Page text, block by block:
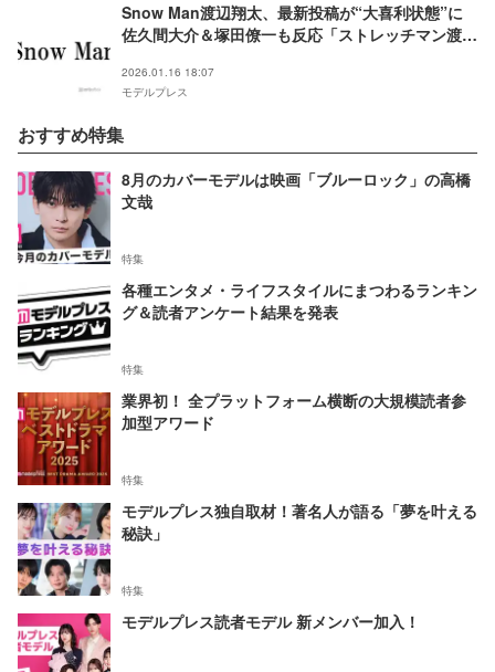
Snow Man渡辺翔太、最新投稿が“大喜利状態”に
佐久間大介＆塚田僚一も反応「ストレッチマン渡
2026.01.16 18:07
モデルプレス
おすすめ特集
8月のカバーモデルは映画「ブルーロック」の高橋
文哉
特集
各種エンタメ・ライフスタイルにまつわるランキン
グ＆読者アンケート結果を発表
特集
業界初！ 全プラットフォーム横断の大規模読者参
加型アワード
特集
モデルプレス独自取材！著名人が語る「夢を叶える
秘訣」
特集
モデルプレス読者モデル 新メンバー加入！